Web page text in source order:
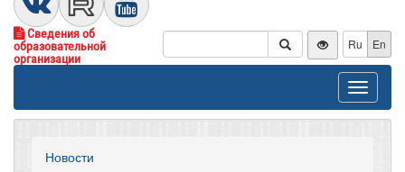
Сведения об
образовательной
организации
Ru En
Toggle
Новости